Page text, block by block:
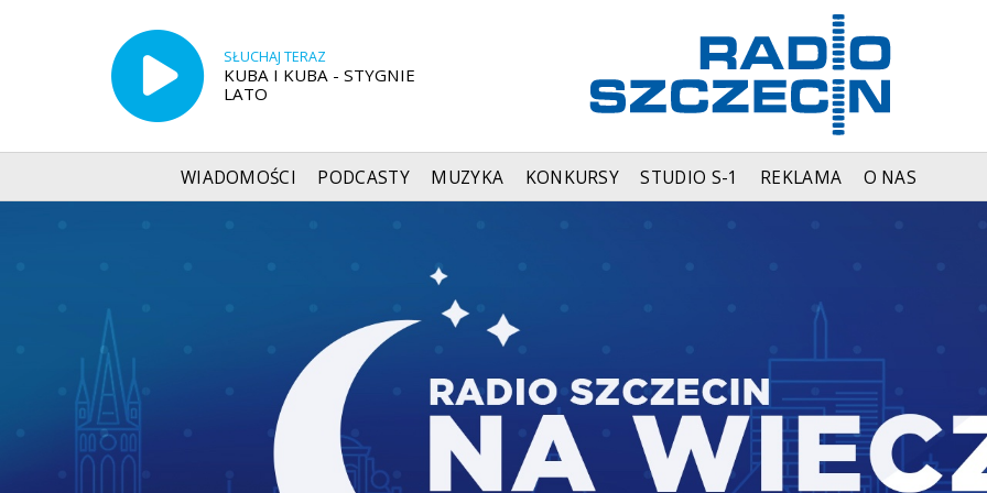
SŁUCHAJ TERAZ
KUBA I KUBA - STYGNIE
LATO
WIADOMOŚCI PODCASTY MUZYKA KONKURSY STUDIO S-1 REKLAMA O NAS